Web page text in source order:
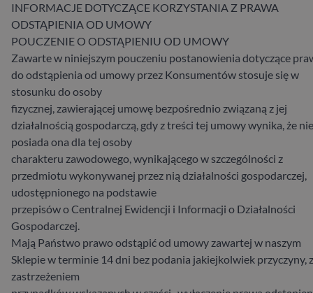
INFORMACJE DOTYCZĄCE KORZYSTANIA Z PRAWA
ODSTĄPIENIA OD UMOWY
POUCZENIE O ODSTĄPIENIU OD UMOWY
Zawarte w niniejszym pouczeniu postanowienia dotyczące
do odstąpienia od umowy przez Konsumentów stosuje się w
stosunku do osoby
fizycznej, zawierającej umowę bezpośrednio związaną z jej
działalnością gospodarczą, gdy z treści tej umowy wynika, że nie
posiada ona dla tej osoby
charakteru zawodowego, wynikającego w szczególności z
przedmiotu wykonywanej przez nią działalności gospodarczej,
udostępnionego na podstawie
przepisów o Centralnej Ewidencji i Informacji o Działalności
Gospodarczej.
Mają Państwo prawo odstąpić od umowy zawartej w naszym
Sklepie w terminie 14 dni bez podania jakiejkolwiek przyczyny, z
zastrzeżeniem